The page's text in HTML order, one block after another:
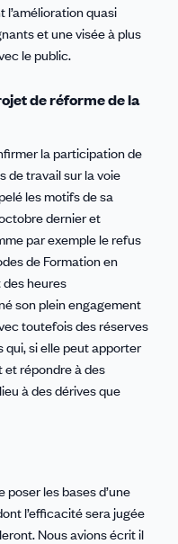
quasi
et une visée à plus
le public.
de réforme de la
la participation de
de travail sur la voie
les motifs de sa
dernier et
par exemple le refus
de Formation en
heures
son plein engagement
toutefois des réserves
qui, si elle peut apporter
répondre à des
à des dérives que
les bases d’une
l’efficacité sera jugée
Nous avions écrit il